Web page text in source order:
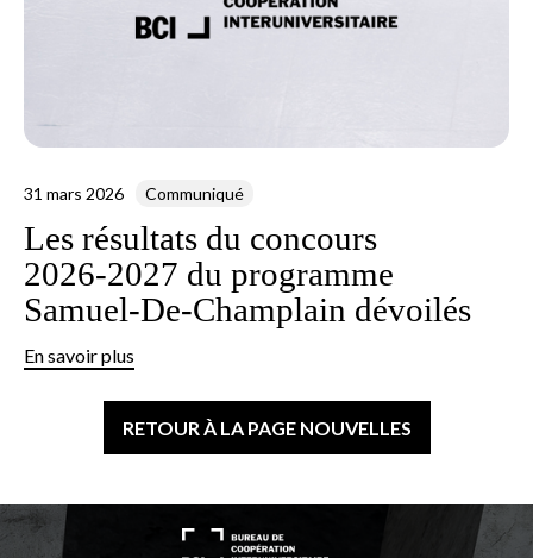
31 mars 2026 Communiqué
Les résultats du concours
2026‑2027 du programme
Samuel‑De‑Champlain dévoilés
En savoir plus
RETOUR À LA PAGE NOUVELLES